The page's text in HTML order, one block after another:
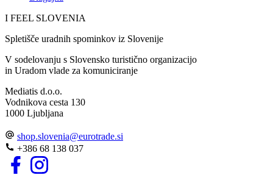
I FEEL SLOVENIA
Spletišče uradnih spominkov iz Slovenije
V sodelovanju s Slovensko turistično organizacijo
in Uradom vlade za komuniciranje
Mediatis d.o.o.
Vodnikova cesta 130
1000 Ljubljana
shop.slovenia@eurotrade.si
+386 68 138 037